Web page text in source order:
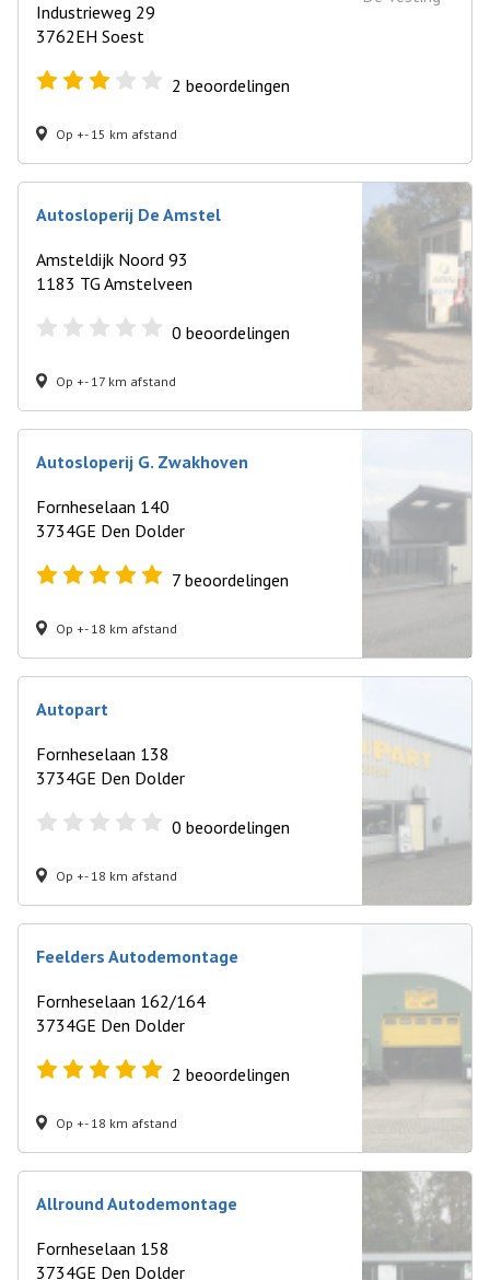
Industrieweg 29
3762EH Soest
2 beoordelingen
Op +- 15 km afstand
Autosloperij De Amstel
Amsteldijk Noord 93
1183 TG Amstelveen
0 beoordelingen
Op +- 17 km afstand
Autosloperij G. Zwakhoven
Fornheselaan 140
3734GE Den Dolder
7 beoordelingen
Op +- 18 km afstand
Autopart
Fornheselaan 138
3734GE Den Dolder
0 beoordelingen
Op +- 18 km afstand
Feelders Autodemontage
Fornheselaan 162/164
3734GE Den Dolder
2 beoordelingen
Op +- 18 km afstand
Allround Autodemontage
Fornheselaan 158
3734GE Den Dolder